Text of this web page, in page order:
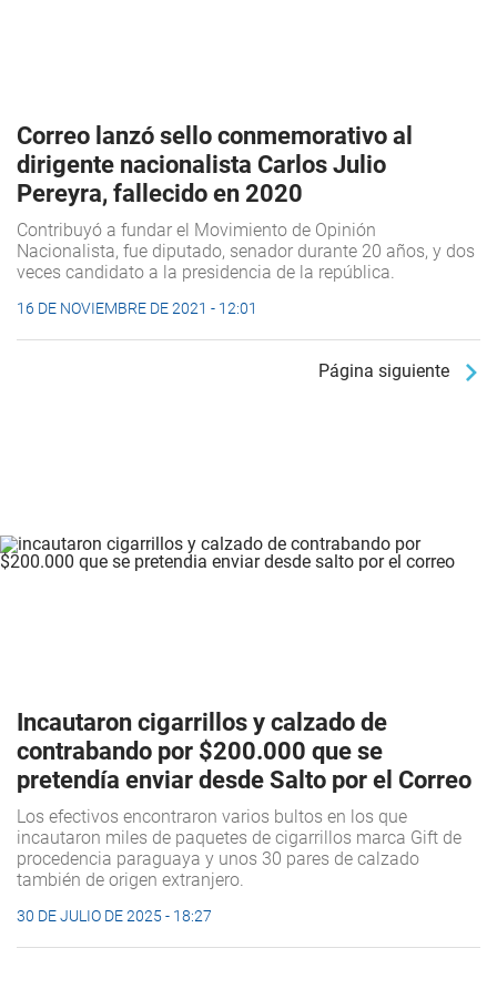
Correo lanzó sello conmemorativo al
dirigente nacionalista Carlos Julio
Pereyra, fallecido en 2020
Contribuyó a fundar el Movimiento de Opinión
Nacionalista, fue diputado, senador durante 20 años, y dos
veces candidato a la presidencia de la república.
16 DE NOVIEMBRE DE 2021 - 12:01
Página siguiente
Incautaron cigarrillos y calzado de
contrabando por $200.000 que se
pretendía enviar desde Salto por el Correo
Los efectivos encontraron varios bultos en los que
incautaron miles de paquetes de cigarrillos marca Gift de
procedencia paraguaya y unos 30 pares de calzado
también de origen extranjero.
30 DE JULIO DE 2025 - 18:27